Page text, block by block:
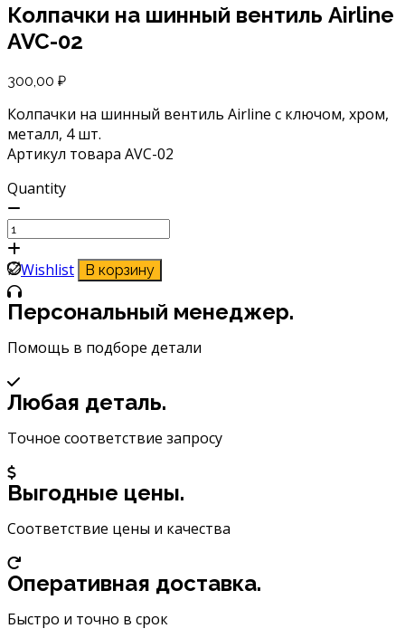
Колпачки на шинный вентиль Airline
AVC-02
300,00 ₽
Колпачки на шинный вентиль Airline с ключом, хром,
металл, 4 шт.
Артикул товара AVC-02
Quantity
Количество
товара
Колпачки
на
шинный
вентиль
Airline
02
Wishlist В корзину
Персональный менеджер.
Помощь в подборе детали
Любая деталь.
Точное соответствие запросу
Выгодные цены.
Соответствие цены и качества
Оперативная доставка.
Быстро и точно в срок